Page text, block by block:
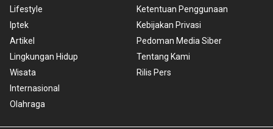
Lifestyle
Iptek
Artikel
Lingkungan Hidup
Wisata
Internasional
Olahraga
Ketentuan Penggunaan
Kebijakan Privasi
Pedoman Media Siber
Tentang Kami
Rilis Pers